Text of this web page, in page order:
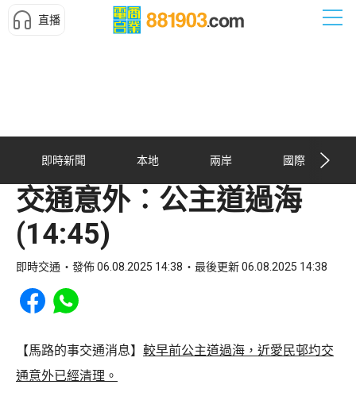
直播
即時新聞 本地 兩岸 國際
交通意外︰公主道過海
(14:45)
即時交通 發佈 06.08.2025 14:38 最後更新 06.08.2025 14:38
Share to Facebook
Share to WhatsApp
【馬路的事交通消息】 較早前公主道過海，近愛民邨圴交
通意外已經清理。